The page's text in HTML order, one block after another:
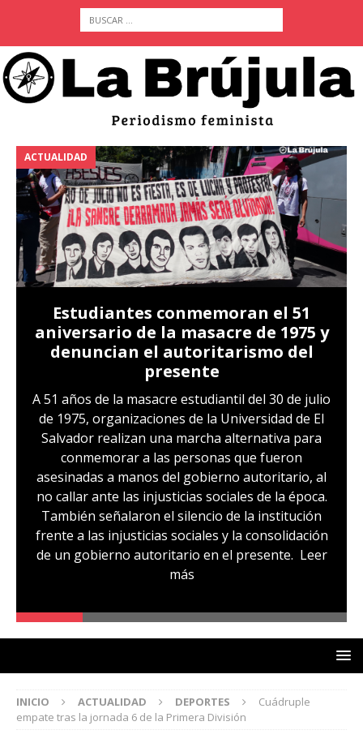
ACTUALIDAD
Estudiantes conmemoran el 51
aniversario de la masacre de 1975 y
denuncian el autoritarismo del
presente
A 51 años de la masacre estudiantil del 30 de julio
de 1975, organizaciones de la Universidad de El
Salvador realizan una marcha alternativa para
conmemorar a las personas que fueron
asesinadas a manos del gobierno autoritario, al
no callar ante las injusticias sociales de la época.
También señalaron el silencio de la institución
frente a las injusticias sociales y la consolidación
de un gobierno autoritario en el presente. Leer
más
INICIO ACTUALIDAD DEPORTES
Cuádruple
empate tras la jornada 6 de la Primera División